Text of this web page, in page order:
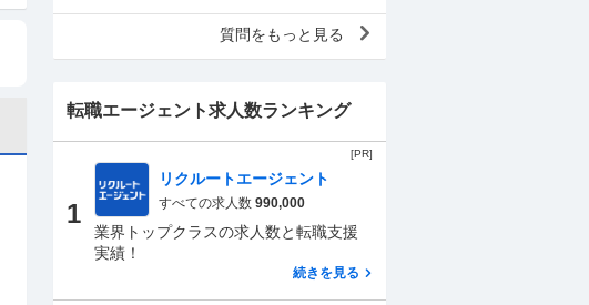
ため 基礎猶予で 不起訴になりました
が 私は怪我をしています。 会社は不
質問をもっと見る
転職エージェント求人数ランキング
[PR]
1
リクルートエージェント
すべての求人数 990,000
業界トップクラスの求人数と転職支援
実績！
続きを見る